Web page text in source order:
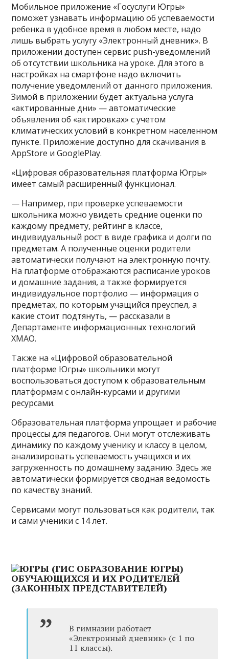
Мобильное приложение «Госуслуги Югры»
поможет узнавать информацию об успеваемости
ребенка в удобное время в любом месте, надо
лишь выбрать услугу «Электронный дневник». В
приложении доступен сервис push-уведомлений
об отсутствии школьника на уроке. Для этого в
настройках на смартфоне надо включить
получение уведомлений от данного приложения.
Зимой в приложении будет актуальна услуга
«актированные дни» — автоматические
объявления об «актировках» с учетом
климатических условий в конкретном населенном
пункте. Приложение доступно для скачивания в
AppStore и GooglePlay.
«Цифровая образовательная платформа Югры»
имеет самый расширенный функционал.
— Например, при проверке успеваемости
школьника можно увидеть средние оценки по
каждому предмету, рейтинг в классе,
индивидуальный рост в виде графика и долги по
предметам. А полученные оценки родители
автоматически получают на электронную почту.
На платформе отображаются расписание уроков
и домашние задания, а также формируется
индивидуальное портфолио — информация о
предметах, по которым учащийся преуспел, а
какие стоит подтянуть, — рассказали в
Департаменте информационных технологий
ХМАО.
Также на «Цифровой образовательной
платформе Югры» школьники могут
воспользоваться доступом к образовательным
платформам с онлайн-курсами и другими
ресурсами.
Образовательная платформа упрощает и рабочие
процессы для педагогов. Они могут отслеживать
динамику по каждому ученику и классу в целом,
анализировать успеваемость учащихся и их
загруженность по домашнему заданию. Здесь же
автоматически формируется сводная ведомость
по качеству знаний.
Сервисами могут пользоваться как родители, так
и сами ученики с 14 лет.
В гимназии работает
«Электронный дневник» (с 1 по
11 классы).